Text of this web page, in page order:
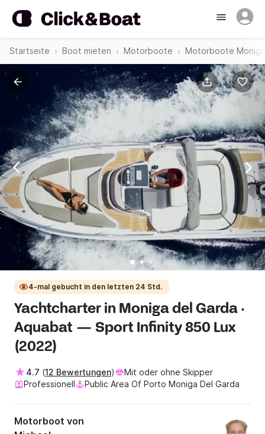
Startseite Boot mieten Motorboote Motorboote
4-mal gebucht in den letzten 24 Std.
Yachtcharter in Moniga del Garda ·
Aquabat — Sport Infinity 850 Lux
(2022)
4.7 (12 Bewertungen)
Mit oder ohne Skipper
Professionell
Public Area Of Porto Moniga Del Garda
Motorboot von